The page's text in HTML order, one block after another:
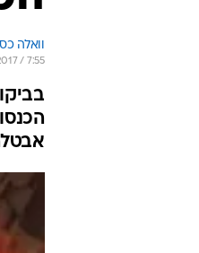
וואלה
/ 7:55